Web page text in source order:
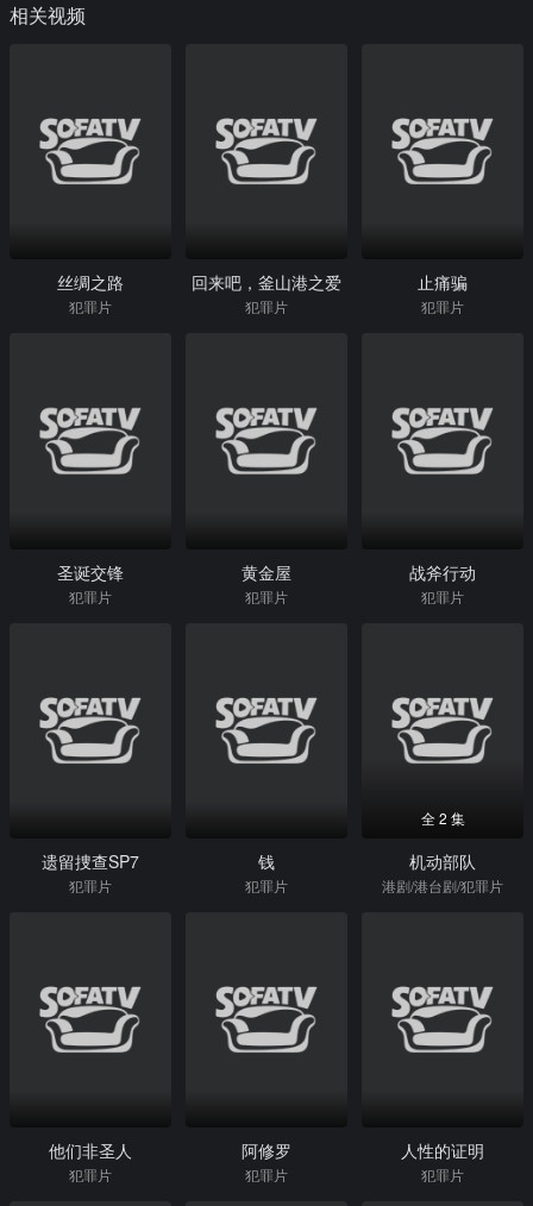
相关视频
丝绸之路
犯罪片
回来吧，釜山港之爱
犯罪片
止痛骗
犯罪片
圣诞交锋
犯罪片
黄金屋
犯罪片
战斧行动
犯罪片
遗留捜查SP7
犯罪片
钱
犯罪片
全 2 集
机动部队
港剧/港台剧/犯罪片
他们非圣人
犯罪片
阿修罗
犯罪片
人性的证明
犯罪片